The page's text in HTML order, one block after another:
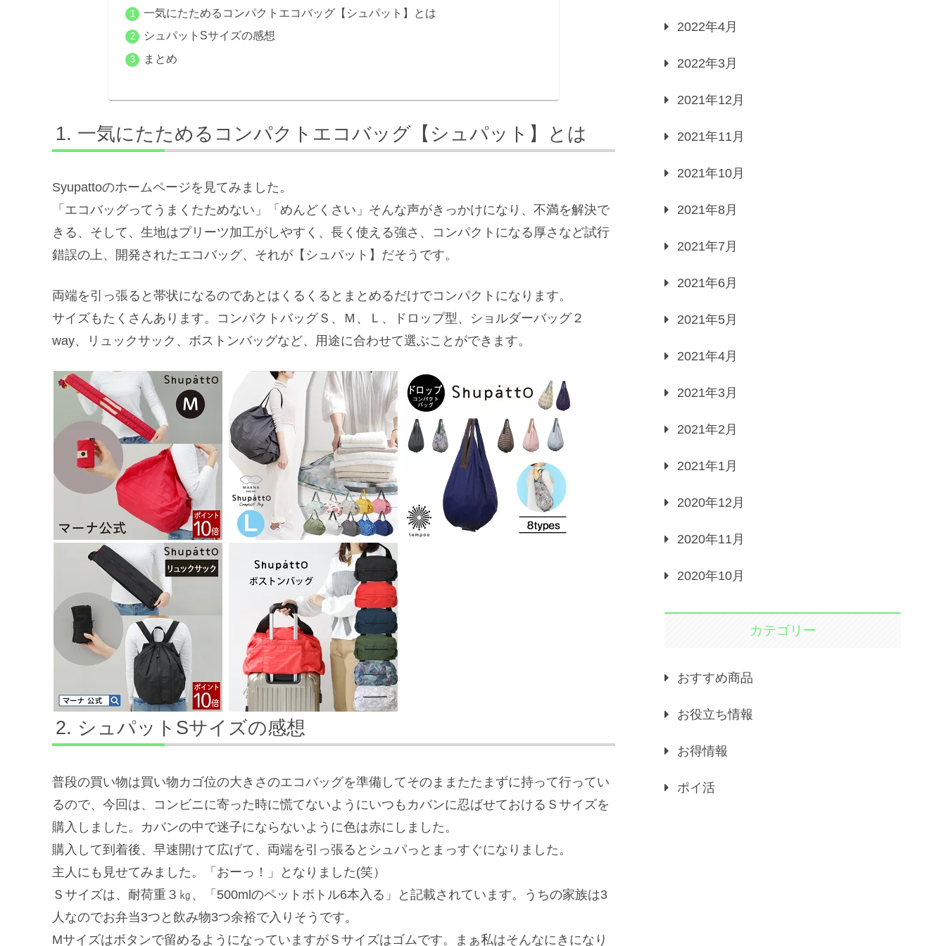
一気にたためるコンパクトエコバッグ【シュパット】とは
シュパットSサイズの感想
まとめ
一気にたためるコンパクトエコバッグ【シュパット】とは
Syupattoのホームページを見てみました。
「エコバッグってうまくたためない」「めんどくさい」そんな声がきっかけになり、不満を解決で
きる、そして、生地はプリーツ加工がしやすく、長く使える強さ、コンパクトになる厚さなど試行
錯誤の上、開発されたエコバッグ、それが【シュパット】だそうです。
両端を引っ張ると帯状になるのであとはくるくるとまとめるだけでコンパクトになります。
サイズもたくさんあります。コンパクトバッグＳ、Ｍ、Ｌ、ドロップ型、ショルダーバッグ２
way、リュックサック、ボストンバッグなど、用途に合わせて選ぶことができます。
シュパットSサイズの感想
普段の買い物は買い物カゴ位の大きさのエコバッグを準備してそのままたたまずに持って行ってい
るので、今回は、コンビニに寄った時に慌てないようにいつもカバンに忍ばせておけるＳサイズを
購入しました。カバンの中で迷子にならないように色は赤にしました。
購入して到着後、早速開けて広げて、両端を引っ張るとシュパっとまっすぐになりました。
主人にも見せてみました。「おーっ！」となりました(笑）
Ｓサイズは、耐荷重３㎏、「500mlのペットボトル6本入る」と記載されています。うちの家族は3
人なのでお弁当3つと飲み物3つ余裕で入りそうです。
Mサイズはボタンで留めるようになっていますがＳサイズはゴムです。まぁ私はそんなにきになり
2022年4月
2022年3月
2021年12月
2021年11月
2021年10月
2021年8月
2021年7月
2021年6月
2021年5月
2021年4月
2021年3月
2021年2月
2021年1月
2020年12月
2020年11月
2020年10月
カテゴリー
おすすめ商品
お役立ち情報
お得情報
ポイ活